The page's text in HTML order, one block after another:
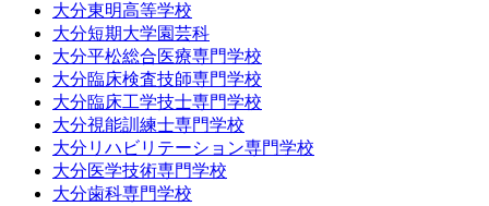
大分東明高等学校
大分短期大学園芸科
大分平松総合医療専門学校
大分臨床検査技師専門学校
大分臨床工学技士専門学校
大分視能訓練士専門学校
大分リハビリテーション専門学校
大分医学技術専門学校
大分歯科専門学校